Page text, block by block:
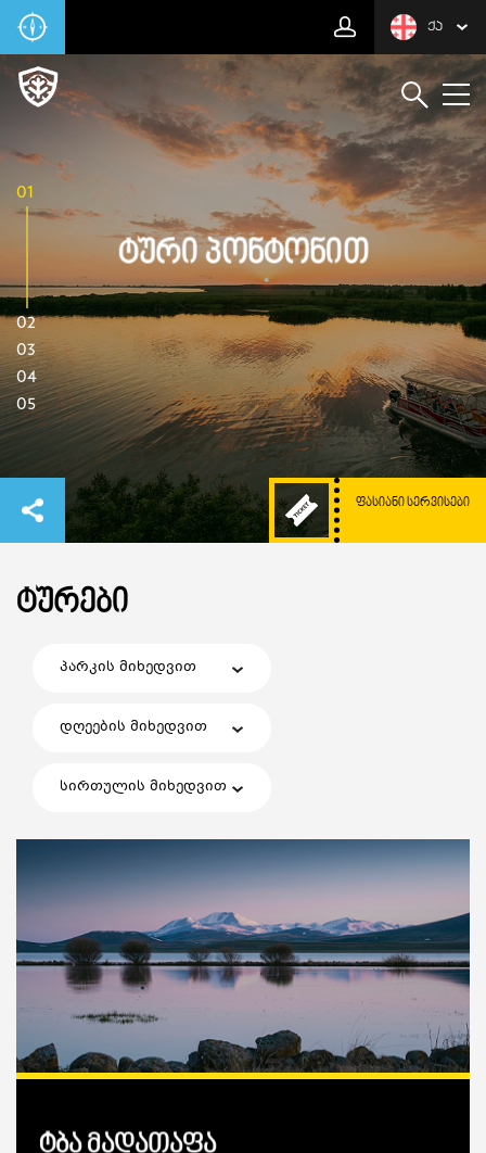
ᲥᲐ
01
02
03
04
05
Ტური Პონტონით
ᲤᲐᲡᲘᲐᲜᲘ ᲡᲔᲠᲕᲘᲡᲔᲑᲘ
ᲢᲣᲠᲔᲑᲘ
პარკის მიხედვით
დღეების მიხედვით
სირთულის მიხედვით
ტბა მადათაფა